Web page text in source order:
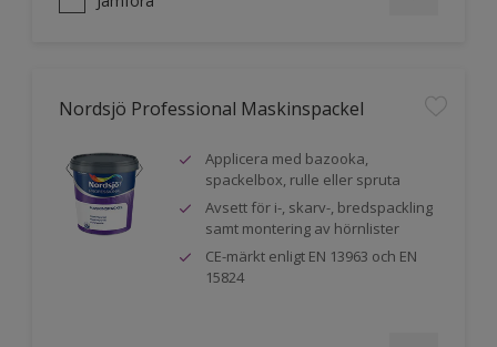
Nordsjö Professional Maskinspackel
Applicera med bazooka,
spackelbox, rulle eller spruta
Avsett för i-, skarv-, bredspackling
samt montering av hörnlister
CE-märkt enligt EN 13963 och EN
15824